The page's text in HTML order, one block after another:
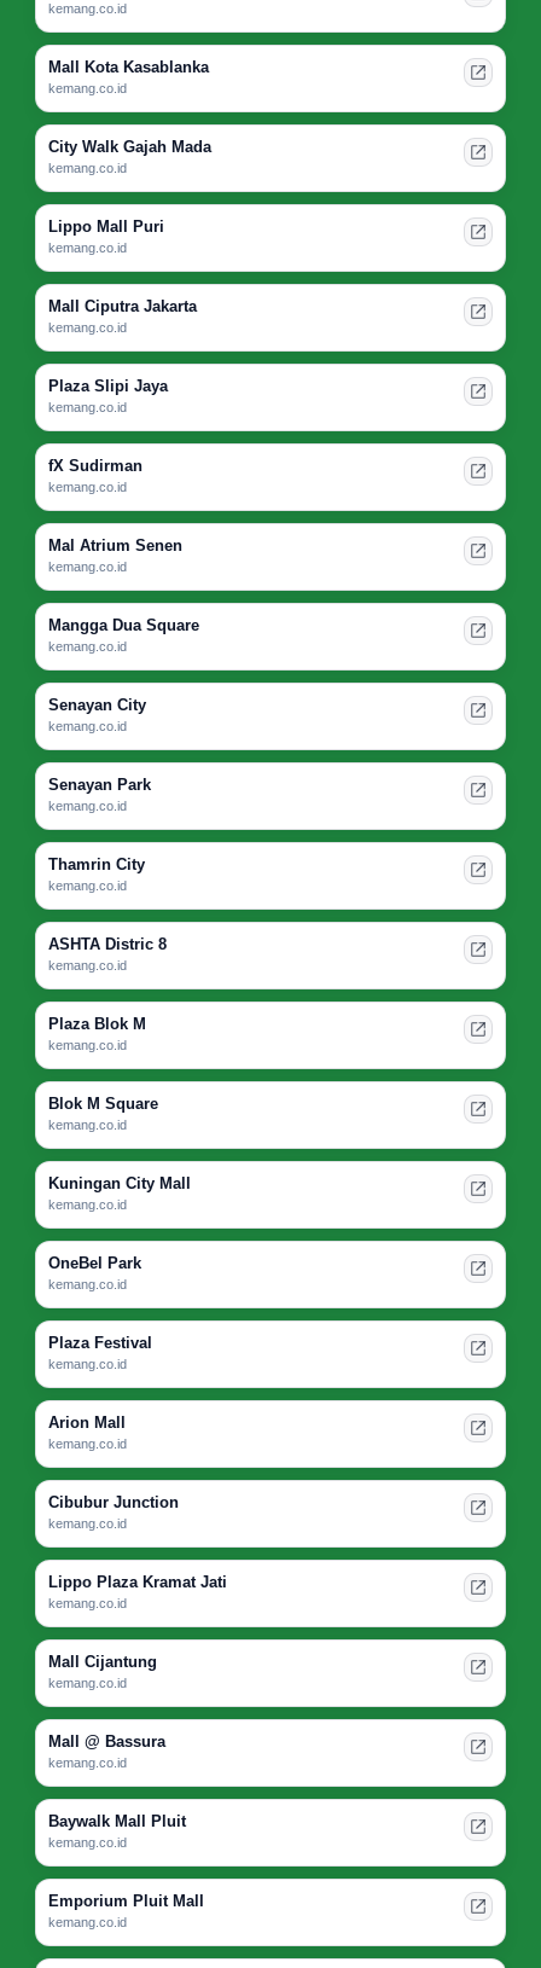
kemang.co.id
Mall Kota Kasablanka
kemang.co.id
City Walk Gajah Mada
kemang.co.id
Lippo Mall Puri
kemang.co.id
Mall Ciputra Jakarta
kemang.co.id
Plaza Slipi Jaya
kemang.co.id
fX Sudirman
kemang.co.id
Mal Atrium Senen
kemang.co.id
Mangga Dua Square
kemang.co.id
Senayan City
kemang.co.id
Senayan Park
kemang.co.id
Thamrin City
kemang.co.id
ASHTA Distric 8
kemang.co.id
Plaza Blok M
kemang.co.id
Blok M Square
kemang.co.id
Kuningan City Mall
kemang.co.id
OneBel Park
kemang.co.id
Plaza Festival
kemang.co.id
Arion Mall
kemang.co.id
Cibubur Junction
kemang.co.id
Lippo Plaza Kramat Jati
kemang.co.id
Mall Cijantung
kemang.co.id
Mall @ Bassura
kemang.co.id
Baywalk Mall Pluit
kemang.co.id
Emporium Pluit Mall
kemang.co.id